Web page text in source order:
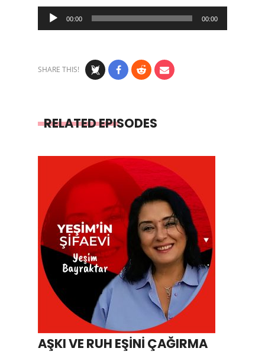
Audio
Player
00:00 00:00
SHARE THIS!
RELATED EPISODES
AŞKI VE RUH EŞİNİ ÇAĞIRMA